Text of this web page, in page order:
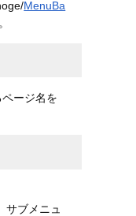
MenuBa
ージ名を
ブメニュ